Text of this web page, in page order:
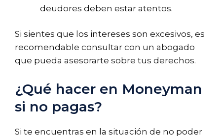
deudores deben estar atentos.
Si sientes que los intereses son excesivos, es
recomendable consultar con un abogado
que pueda asesorarte sobre tus derechos.
¿Qué hacer en Moneyman
si no pagas?
Si te encuentras en la situación de no poder